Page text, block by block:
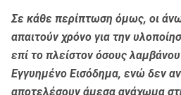
Σε κάθε περίπτωση όμως, οι
απαιτούν χρόνο για την
επί το πλείστον όσους
Εγγυημένο Εισόδημα, ενώ δεν
αποτελέσουν άμεσα ανάχωμα